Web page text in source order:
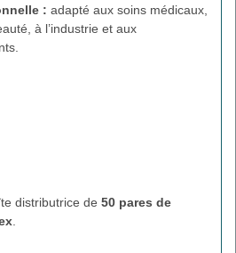
: adapté aux soins médicaux,
à l’industrie et aux
distributrice de 50 pares de
.